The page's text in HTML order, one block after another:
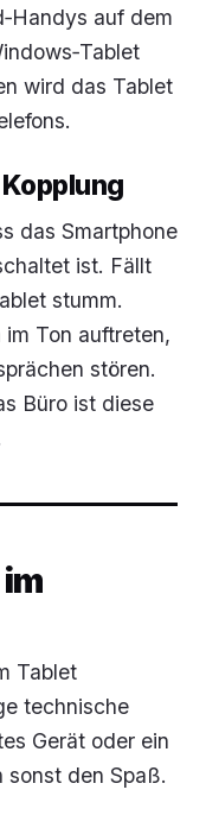
auf dem
wird das Tablet
das Smartphone
ist. Fällt
stumm.
Ton auftreten,
stören.
Büro ist diese
Tablet
technische
Gerät oder ein
den Spaß.